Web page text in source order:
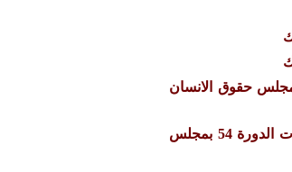
لاخبار انشطة الدورة 54 في مجلس حقوق الانسان
بيان صحفي:- رابطة معونة تشارك في فعاليات الدورة 54 بمجلس